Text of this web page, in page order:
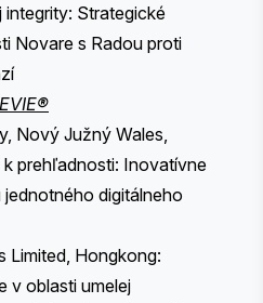
Strategické
Novare s Radou proti
Nový Južný Wales,
prehľadnosti: Inovatívne
digitálneho
Limited, Hongkong:
v oblasti umelej